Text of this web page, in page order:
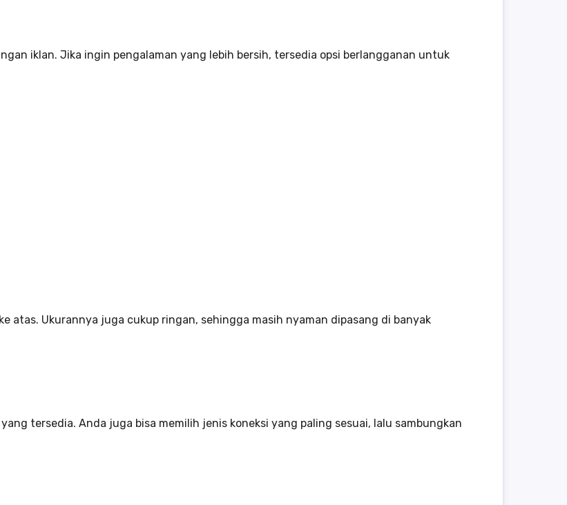
iklan. Jika ingin pengalaman yang lebih bersih, tersedia opsi berlangganan untuk
atas. Ukurannya juga cukup ringan, sehingga masih nyaman dipasang di banyak
tersedia. Anda juga bisa memilih jenis koneksi yang paling sesuai, lalu sambungkan